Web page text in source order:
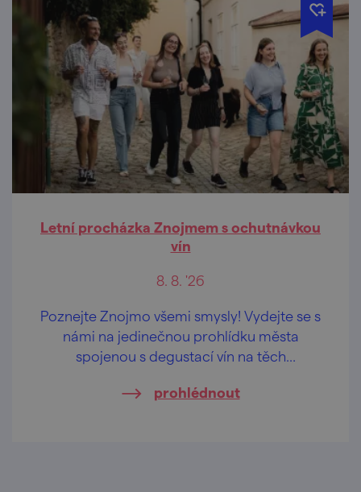
Letní procházka Znojmem s ochutnávkou
vín
8. 8. '26
Poznejte Znojmo všemi smysly! Vydejte se s
námi na jedinečnou prohlídku města
spojenou s degustací vín na těch
prohlédnout